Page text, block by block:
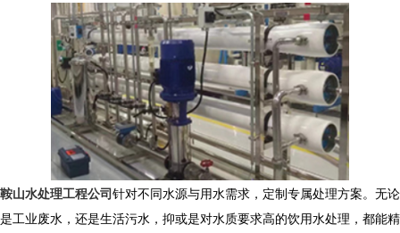
鞍山水处理工程公司针对不同水源与用水需求，定制专属处理方案。无论
是工业废水，还是生活污水，抑或是对水质要求高的饮用水处理，都能精